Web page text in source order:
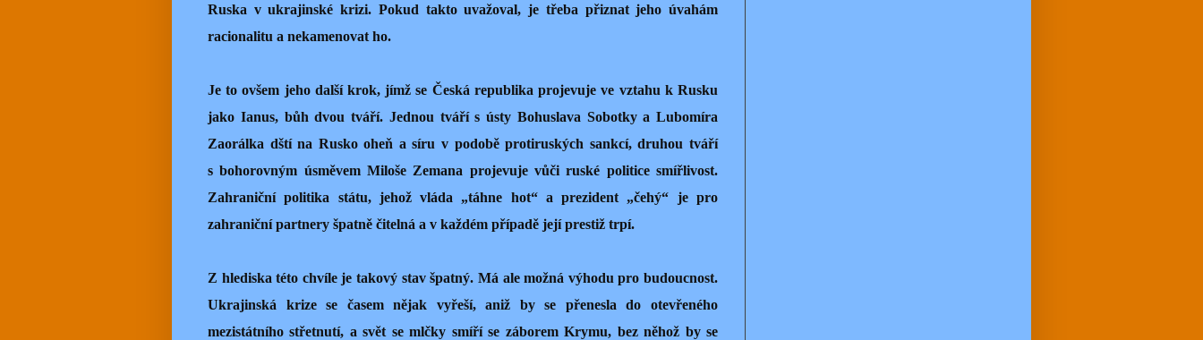
Ruska v ukrajinské krizi. Pokud takto uvažoval, je třeba přiznat jeho úvahám
racionalitu a nekamenovat ho.
Je to ovšem jeho další krok, jímž se Česká republika projevuje ve vztahu k Rusku
jako Ianus, bůh dvou tváří. Jednou tváří s ústy Bohuslava Sobotky a Lubomíra
Zaorálka dští na Rusko oheň a síru v podobě protiruských sankcí, druhou tváří
s bohorovným úsměvem Miloše Zemana projevuje vůči ruské politice smířlivost.
Zahraniční politika státu, jehož vláda „táhne hot“ a prezident „čehý“ je pro
zahraniční partnery špatně čitelná a v každém případě její prestiž trpí.
Z hlediska této chvíle je takový stav špatný. Má ale možná výhodu pro budoucnost.
Ukrajinská krize se časem nějak vyřeší, aniž by se přenesla do otevřeného
mezistátního střetnutí, a svět se mlčky smíří se záborem Krymu, bez něhož by se